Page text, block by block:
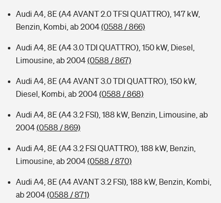
Audi A4, 8E (A4 AVANT 2.0 TFSI QUATTRO), 147 kW,
Benzin, Kombi, ab 2004(0588 / 866)
Audi A4, 8E (A4 3.0 TDI QUATTRO), 150 kW, Diesel,
Limousine, ab 2004(0588 / 867)
Audi A4, 8E (A4 AVANT 3.0 TDI QUATTRO), 150 kW,
Diesel, Kombi, ab 2004(0588 / 868)
Audi A4, 8E (A4 3.2 FSI), 188 kW, Benzin, Limousine, ab
2004(0588 / 869)
Audi A4, 8E (A4 3.2 FSI QUATTRO), 188 kW, Benzin,
Limousine, ab 2004(0588 / 870)
Audi A4, 8E (A4 AVANT 3.2 FSI), 188 kW, Benzin, Kombi,
ab 2004(0588 / 871)